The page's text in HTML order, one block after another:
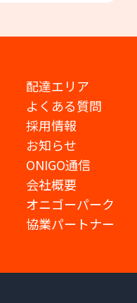
配達エリア
よくある質問
採用情報
お知らせ
ONIGO通信
会社概要
オニゴーパーク
協業パートナー